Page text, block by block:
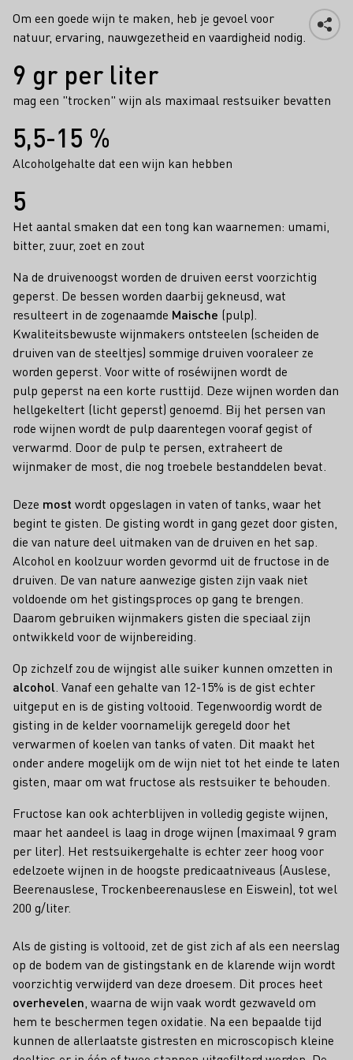
Om een goede wijn te maken, heb je gevoel voor
natuur, ervaring, nauwgezetheid en vaardigheid nodig.
Feiten
9 gr per liter
mag een "trocken" wijn als maximaal restsuiker bevatten
5,5-15 %
Alcoholgehalte dat een wijn kan hebben
5
Het aantal smaken dat een tong kan waarnemen: umami,
bitter, zuur, zoet en zout
Na de druivenoogst worden de druiven eerst voorzichtig
geperst. De bessen worden daarbij gekneusd, wat
resulteert in de zogenaamde Maische (pulp).
Kwaliteitsbewuste wijnmakers ontsteelen (scheiden de
druiven van de steeltjes) sommige druiven vooraleer ze
worden geperst. Voor witte of roséwijnen wordt de
pulp geperst na een korte rusttijd. Deze wijnen worden dan
hellgekeltert (licht geperst) genoemd. Bij het persen van
rode wijnen wordt de pulp daarentegen vooraf gegist of
verwarmd. Door de pulp te persen, extraheert de
wijnmaker de most, die nog troebele bestanddelen bevat.
Deze most wordt opgeslagen in vaten of tanks, waar het
begint te gisten. De gisting wordt in gang gezet door gisten,
die van nature deel uitmaken van de druiven en het sap.
Alcohol en koolzuur worden gevormd uit de fructose in de
druiven. De van nature aanwezige gisten zijn vaak niet
voldoende om het gistingsproces op gang te brengen.
Daarom gebruiken wijnmakers gisten die speciaal zijn
ontwikkeld voor de wijnbereiding.
Op zichzelf zou de wijngist alle suiker kunnen omzetten in
alcohol . Vanaf een gehalte van 12-15% is de gist echter
uitgeput en is de gisting voltooid. Tegenwoordig wordt de
gisting in de kelder voornamelijk geregeld door het
verwarmen of koelen van tanks of vaten. Dit maakt het
onder andere mogelijk om de wijn niet tot het einde te laten
gisten, maar om wat fructose als restsuiker te behouden.
Fructose kan ook achterblijven in volledig gegiste wijnen,
maar het aandeel is laag in droge wijnen (maximaal 9 gram
per liter). Het restsuikergehalte is echter zeer hoog voor
edelzoete wijnen in de hoogste predicaatniveaus (Auslese,
Beerenauslese, Trockenbeerenauslese en Eiswein), tot wel
200 g/liter.
Als de gisting is voltooid, zet de gist zich af als een neerslag
op de bodem van de gistingstank en de klarende wijn wordt
voorzichtig verwijderd van deze droesem. Dit proces heet
overhevelen , waarna de wijn vaak wordt gezwaveld om
hem te beschermen tegen oxidatie. Na een bepaalde tijd
kunnen de allerlaatste gistresten en microscopisch kleine